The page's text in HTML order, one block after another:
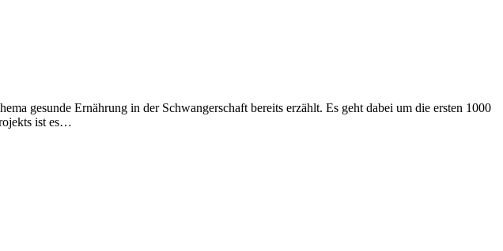
gesunde Ernährung in der Schwangerschaft bereits erzählt. Es geht dabei um die ersten 1000
ist es…